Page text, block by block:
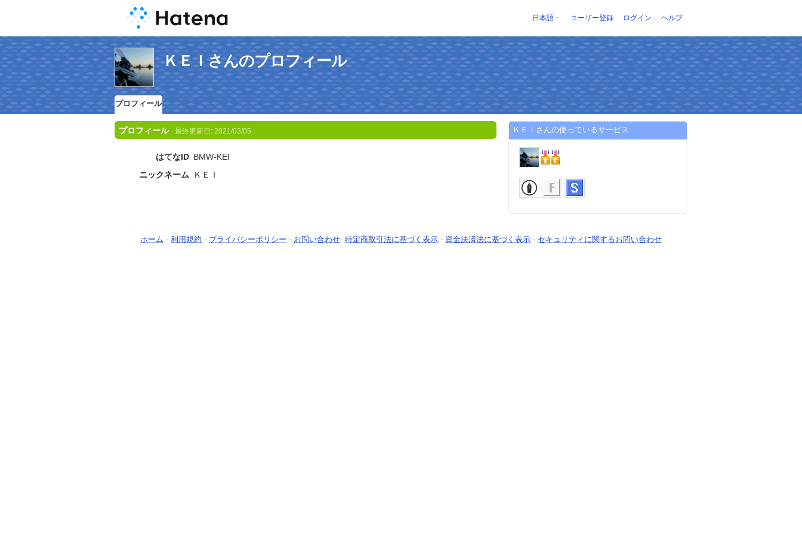
日本語 ユーザー登録 ログイン ヘルプ
ＫＥＩさんのプロフィール
プロフィール
プロフィール 最終更新日: 2021/03/05
はてなID BMW-KEI
ニックネーム
ＫＥＩ
ＫＥＩさんの使っているサービス
ホーム - 利用規約 - プライバシーポリシー - お問い合わせ- 特定商取引法に基づく表示 - 資金決済法に基づく表示 - セキュリティに関するお問い合わせ